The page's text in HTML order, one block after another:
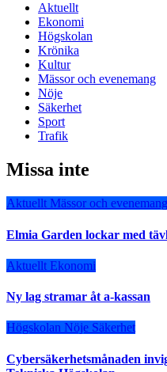
Aktuellt
Ekonomi
Högskolan
Krönika
Kultur
Mässor och evenemang
Nöje
Säkerhet
Sport
Trafik
Missa inte
Aktuellt Mässor och evenemang
Elmia Garden lockar med
Aktuellt Ekonomi
Ny lag stramar åt a-kassan
Högskolan Nöje Säkerhet
Cybersäkerhetsmånaden